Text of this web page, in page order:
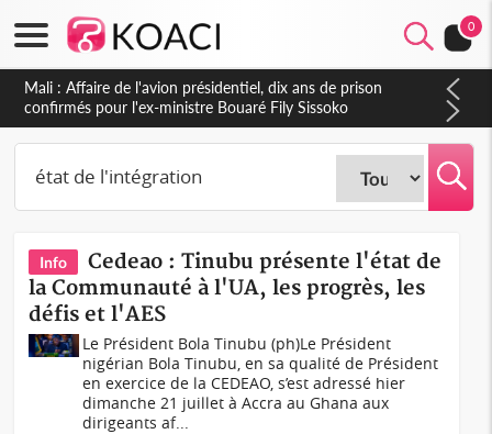
0
Mali : Affaire de l'avion présidentiel, dix ans de prison
confirmés pour l'ex-ministre Bouaré Fily Sissoko
Info
Cedeao : Tinubu présente l'état de
la Communauté à l'UA, les progrès, les
défis et l'AES
Le Président Bola Tinubu (ph)Le Président
nigérian Bola Tinubu, en sa qualité de Président
en exercice de la CEDEAO, s’est adressé hier
dimanche 21 juillet à Accra au Ghana aux
dirigeants af...